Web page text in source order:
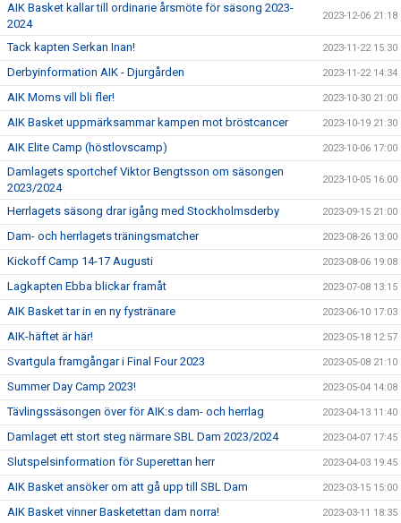
AIK Basket kallar till ordinarie årsmöte för säsong 2023-
2024
2023-12-06 21:18
Tack kapten Serkan Inan! 2023-11-22 15:30
Derbyinformation AIK - Djurgården 2023-11-22 14:34
AIK Moms vill bli fler! 2023-10-30 21:00
AIK Basket uppmärksammar kampen mot bröstcancer 2023-10-19 21:30
AIK Elite Camp (höstlovscamp) 2023-10-06 17:00
Damlagets sportchef Viktor Bengtsson om säsongen
2023/2024
2023-10-05 16:00
Herrlagets säsong drar igång med Stockholmsderby 2023-09-15 21:00
Dam- och herrlagets träningsmatcher 2023-08-26 13:00
Kickoff Camp 14-17 Augusti 2023-08-06 19:08
Lagkapten Ebba blickar framåt 2023-07-08 13:15
AIK Basket tar in en ny fystränare 2023-06-10 17:03
AIK-häftet är här! 2023-05-18 12:57
Svartgula framgångar i Final Four 2023 2023-05-08 21:10
Summer Day Camp 2023! 2023-05-04 14:08
Tävlingssäsongen över för AIK:s dam- och herrlag 2023-04-13 11:40
Damlaget ett stort steg närmare SBL Dam 2023/2024 2023-04-07 17:45
Slutspelsinformation för Superettan herr 2023-04-03 19:45
AIK Basket ansöker om att gå upp till SBL Dam 2023-03-15 15:00
AIK Basket vinner Basketettan dam norra! 2023-03-11 18:35